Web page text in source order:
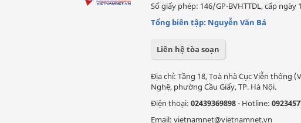
Số giấy phép: 146/GP-BVHTTDL, cấp ngày
Tổng biên tập: Nguyễn Văn Bá
Liên hệ tòa soạn
Địa chỉ: Tầng 18, Toà nhà Cục Viễn thông
Nghệ, phường Cầu Giấy, TP. Hà Nội.
Điện thoại: 02439369898- Hotline:
Email: vietnamnet@vietnamnet.vn